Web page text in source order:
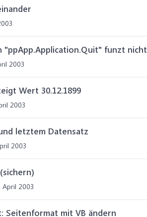
"ppApp.Application.Quit" funzt nicht
2003
Wert 30.12.1899
2003
letztem Datensatz
2003
April 2003
Seitenformat mit VB ändern